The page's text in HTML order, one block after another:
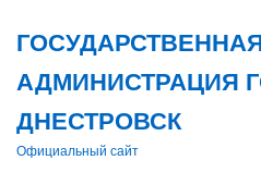
АДМИНИСТРАЦИЯ
ДНЕСТРОВСК
Официальный сайт